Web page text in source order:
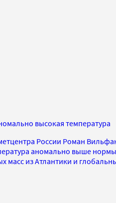
высокая температура
России Роман
аномально выше
масс из Атлантики и